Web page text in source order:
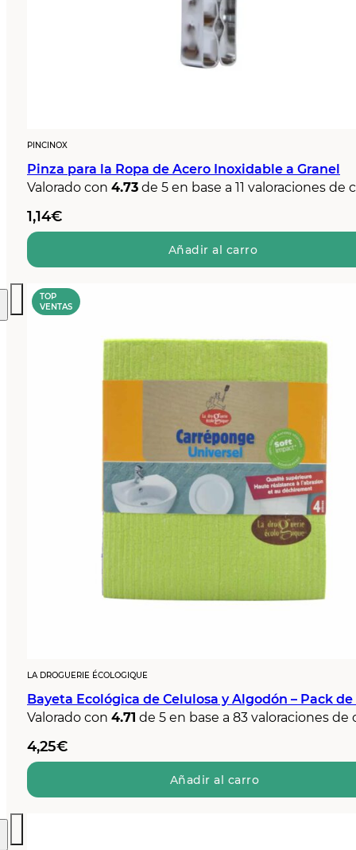
PINCINOX
Pinza para la Ropa de Acero Inoxidable a Granel
Valorado con 4.73 de 5 en base a 11 valoraciones de
1,14€
Añadir al carro
TOP
VENTAS
LA DROGUERIE ÉCOLOGIQUE
Bayeta Ecológica de Celulosa y Algodón – Pack de
Valorado con 4.71 de 5 en base a 83 valoraciones de
4,25€
Añadir al carro